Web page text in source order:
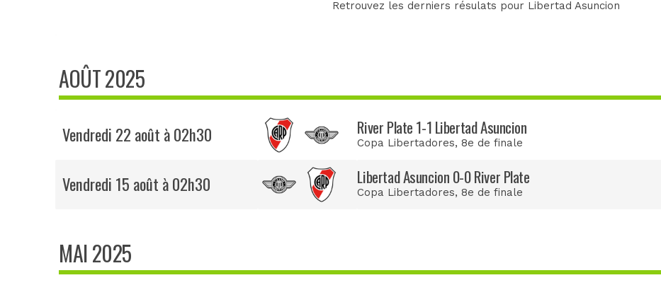
Retrouvez les derniers résulats pour Libertad Asuncion
AOÛT 2025
Vendredi 22 août à 02h30 River Plate 1-1 Libertad Asuncion
Copa Libertadores, 8e de finale
Vendredi 15 août à 02h30 Libertad Asuncion 0-0 River Plate
Copa Libertadores, 8e de finale
MAI 2025